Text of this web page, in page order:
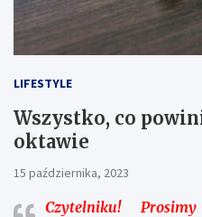
LIFESTYLE
Wszystko, co
oktawie
15 października, 2023
Czytelniku!Prosimy